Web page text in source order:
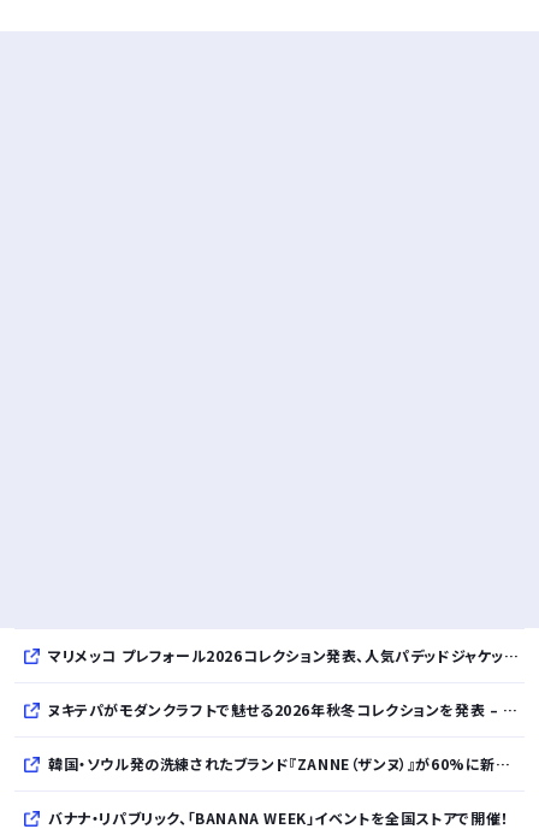
マリメッコ プレフォール2026コレクション発表、人気パデッドジャケットの日本限定カラーも登場
ヌキテパがモダンクラフトで魅せる2026年秋冬コレクションを発表 – インド・アムリトサルで織り上げたウールなど手仕事の美しさを現代的に昇華
韓国・ソウル発の洗練されたブランド『ZANNE（ザンヌ）』が60%に新規入店、モダン×エフォートレスなコレクションを展開
バナナ・リパブリック、「BANANA WEEK」イベントを全国ストアで開催！